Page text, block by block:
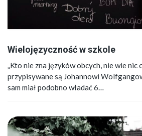
Wielojęzyczność w szkole
„Kto nie zna języków obcych, nie wie nic
przypisywane są Johannowi
sam miał podobno władać 6…